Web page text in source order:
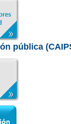
pública